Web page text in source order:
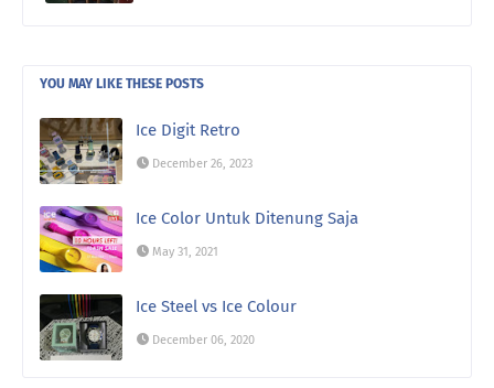
YOU MAY LIKE THESE POSTS
Ice Digit Retro
December 26, 2023
Ice Color Untuk Ditenung Saja
May 31, 2021
Ice Steel vs Ice Colour
December 06, 2020